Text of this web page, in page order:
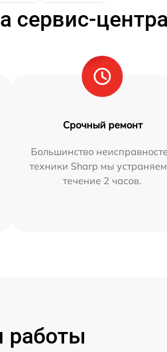
сервис-центра
Срочный ремонт
Большинство
техники Sharp мы
течение 2 часов.
работы